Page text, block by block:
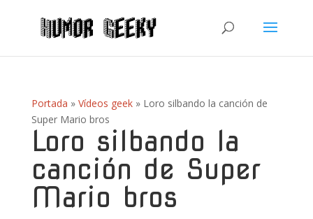
Portada » Vídeos geek» Loro silbando la canción de
Super Mario bros
Loro silbando la
canción de Super
Mario bros